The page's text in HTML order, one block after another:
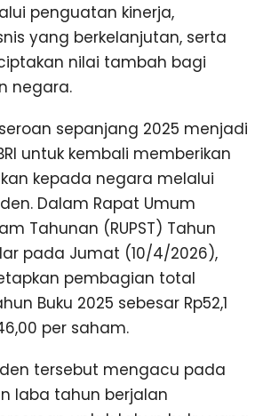
penguatan kinerja,
yang berkelanjutan, serta
nilai tambah bagi
negara.
sepanjang 2025 menjadi
untuk kembali memberikan
kepada negara melalui
Dalam Rapat Umum
Tahunan (RUPST) Tahun
pada Jumat (10/4/2026),
pembagian total
Buku 2025 sebesar Rp52,1
per saham.
tersebut mengacu pada
laba tahun berjalan